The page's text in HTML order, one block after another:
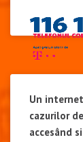
Un
cazurilor
accesând